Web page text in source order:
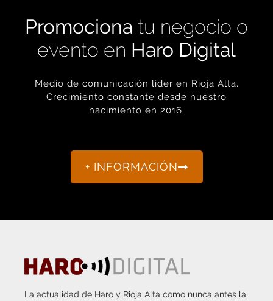
Promociona tu negocio o
evento en Haro Digital
Medio de comunicación líder en Rioja Alta.
Crecimiento constante desde nuestro
nacimiento en 2016.
+ INFORMACIÓN
La actualidad de Haro y Rioja Alta como nunca antes la